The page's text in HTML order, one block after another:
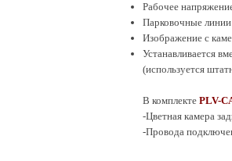
Рабочее
Парковочные линии
Изображение с
Устанавливается
(используется
В комплекте PLV-
-Цветная камера
-Провода